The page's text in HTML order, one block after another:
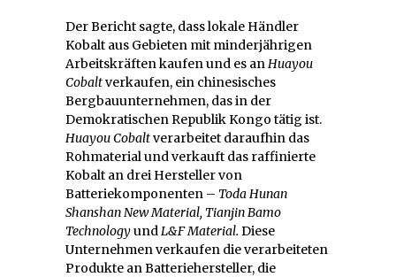
Der Bericht sagte, dass lokale Händler
Kobalt aus Gebieten mit minderjährigen
Arbeitskräften kaufen und es anHuayou
Cobaltverkaufen, ein chinesisches
Bergbauunternehmen, das in der
Demokratischen Republik Kongo tätig ist.
Huayou Cobaltverarbeitet daraufhin das
Rohmaterial und verkauft das raffinierte
Kobalt an drei Hersteller von
Batteriekomponenten – Toda Hunan
Shanshan New Material, Tianjin Bamo
TechnologyundL&F Material. Diese
Unternehmen verkaufen die verarbeiteten
Produkte an Batteriehersteller, die